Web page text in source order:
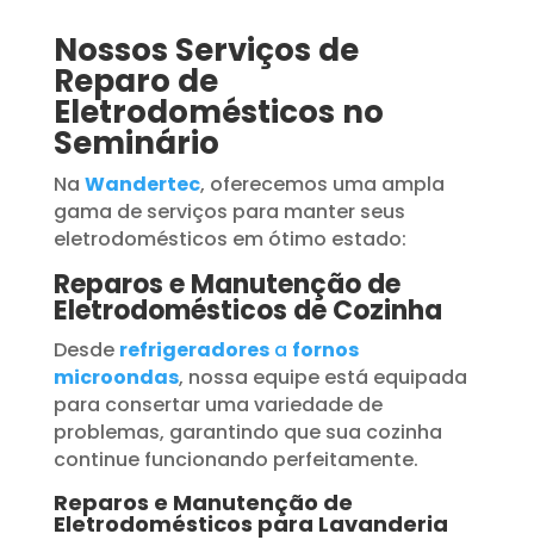
Nossos Serviços de
Reparo de
Eletrodomésticos no
Seminário
Na Wandertec, oferecemos uma ampla
gama de serviços para manter seus
eletrodomésticos em ótimo estado:
Reparos e Manutenção de
Eletrodomésticos de Cozinha
Desde refrigeradoresa fornos
microondas, nossa equipe está equipada
para consertar uma variedade de
problemas, garantindo que sua cozinha
continue funcionando perfeitamente.
Reparos e Manutenção de
Eletrodomésticos para Lavanderia